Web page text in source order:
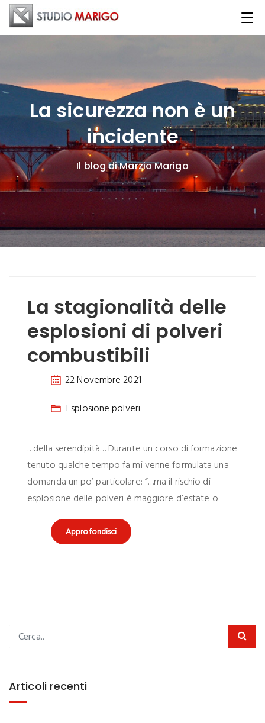
La sicurezza non è un
incidente
Il blog di Marzio Marigo
La stagionalità delle
esplosioni di polveri
combustibili
22 Novembre 2021
Esplosione polveri
…della serendipità… Durante un corso di formazione
tenuto qualche tempo fa mi venne formulata una
domanda un po’ particolare: “…ma il rischio di
esplosione delle polveri è maggiore d’estate o
Approfondisci
Articoli recenti